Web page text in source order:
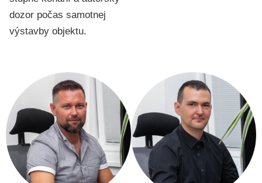
dozor počas samotnej
výstavby objektu.